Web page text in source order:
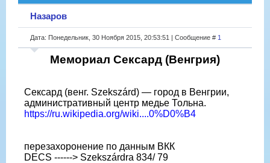
Назаров
Дата: Понедельник, 30 Ноября 2015, 20:53:51 | Сообщение # 1
Мемориал Сексард (Венгрия)
Сексард (венг. Szekszárd) — город в Венгрии,
административный центр медье Тольна.
https://ru.wikipedia.org/wiki....0%D0%B4
перезахоронение по данным ВКК
DECS ------> Szekszárdra 834/ 79